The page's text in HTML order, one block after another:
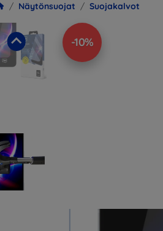
Näytönsuojat Suojakalvot
-10%